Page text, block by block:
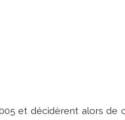
et décidèrent alors de